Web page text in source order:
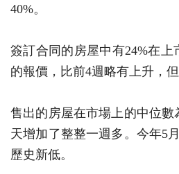
40%。
簽訂合同的房屋中有24%在
的報價，比前4週略有上升，但
售出的房屋在市場上的中位數
天增加了整整一週多。今年5
歷史新低。